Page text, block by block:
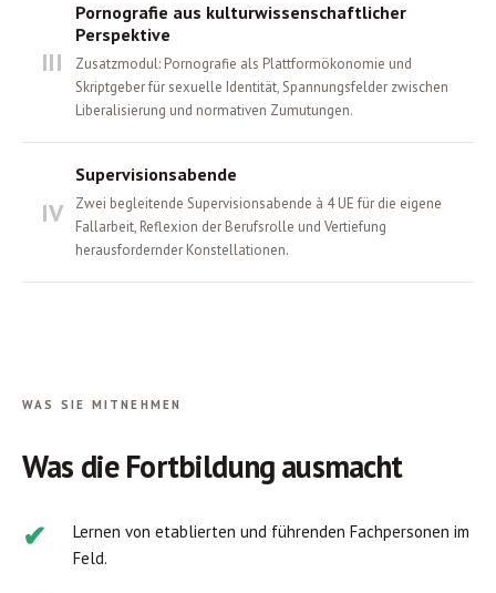
III
Pornografie aus kulturwissenschaftlicher
Perspektive
Zusatzmodul: Pornografie als Plattformökonomie und
Skriptgeber für sexuelle Identität, Spannungsfelder zwischen
Liberalisierung und normativen Zumutungen.
IV
Supervisionsabende
Zwei begleitende Supervisionsabende à 4 UE für die eigene
Fallarbeit, Reflexion der Berufsrolle und Vertiefung
herausfordernder Konstellationen.
WAS SIE MITNEHMEN
Was die Fortbildung ausmacht
Lernen von etablierten und führenden Fachpersonen im
Feld.